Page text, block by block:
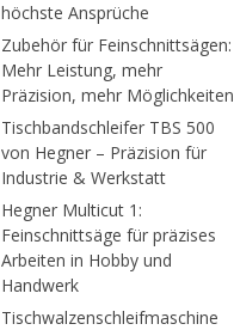
höchste Ansprüche
Zubehör für Feinschnittsägen:
Mehr Leistung, mehr
Präzision, mehr Möglichkeiten
Tischbandschleifer TBS 500
von Hegner – Präzision für
Industrie & Werkstatt
Hegner Multicut 1:
Feinschnittsäge für präzises
Arbeiten in Hobby und
Handwerk
Tischwalzenschleifmaschine